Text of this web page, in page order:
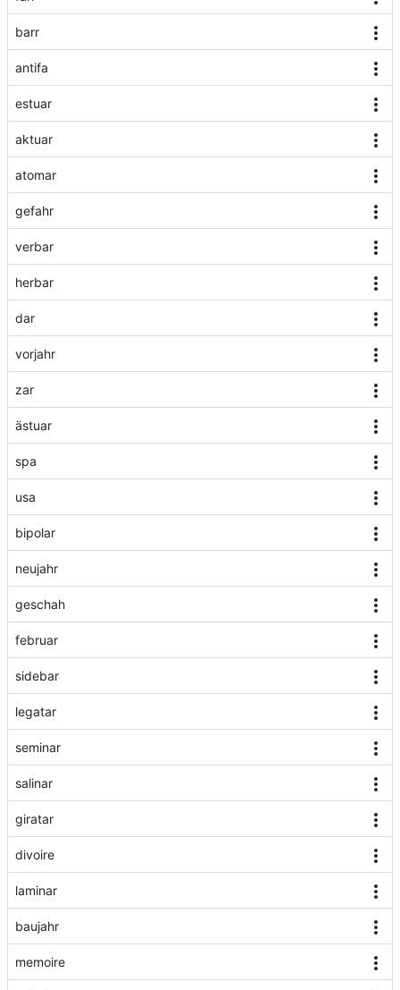
barr
antifa
estuar
aktuar
atomar
gefahr
verbar
herbar
dar
vorjahr
zar
ästuar
spa
usa
bipolar
neujahr
geschah
februar
sidebar
legatar
seminar
salinar
giratar
divoire
laminar
baujahr
memoire